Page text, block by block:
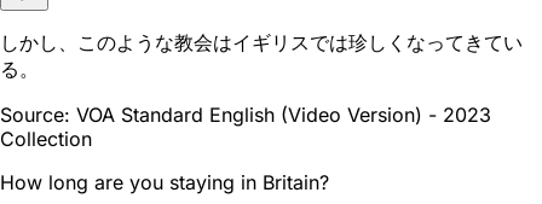
しかし、このような教会はイギリスでは珍しくなってきてい
る。
Source: VOA Standard English (Video Version) - 2023
Collection
How long are you staying in Britain?